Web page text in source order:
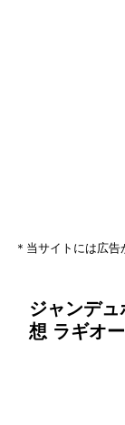
＊当サイトには広告
ジャンデ
想 ラギオ